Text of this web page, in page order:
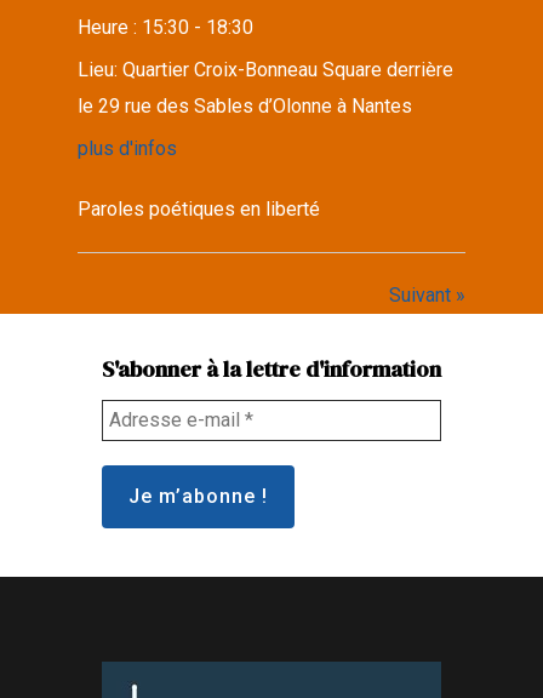
Heure : 15:30 - 18:30
Lieu:Quartier Croix-Bonneau Square derrière
le 29 rue des Sables d’Olonne à Nantes
plus d'infos
Paroles poétiques en liberté
Suivant »
S'abonner à la lettre d'information